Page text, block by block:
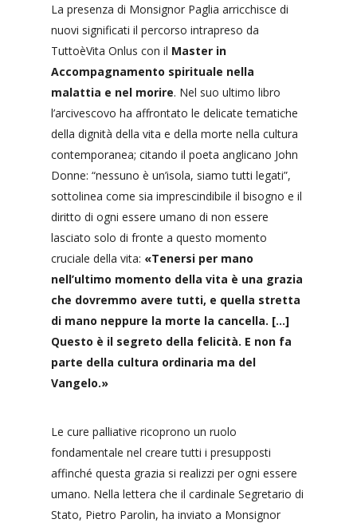
La presenza di Monsignor Paglia arricchisce di
nuovi significati il percorso intrapreso da
TuttoèVita Onlus con il Master in
Accompagnamento spirituale nella
malattia e nel morire. Nel suo ultimo libro
l’arcivescovo ha affrontato le delicate tematiche
della dignità della vita e della morte nella cultura
contemporanea; citando il poeta anglicano John
Donne: “nessuno è un’isola, siamo tutti legati”,
sottolinea come sia imprescindibile il bisogno e il
diritto di ogni essere umano di non essere
lasciato solo di fronte a questo momento
cruciale della vita: «Tenersi per mano
nell’ultimo momento della vita è una grazia
che dovremmo avere tutti, e quella stretta
di mano neppure la morte la cancella. […]
Questo è il segreto della felicità. E non fa
parte della cultura ordinaria ma del
Vangelo.»
Le cure palliative ricoprono un ruolo
fondamentale nel creare tutti i presupposti
affinché questa grazia si realizzi per ogni essere
umano. Nella lettera che il cardinale Segretario di
Stato, Pietro Parolin, ha inviato a Monsignor